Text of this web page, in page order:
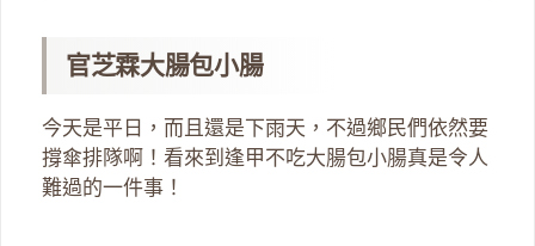
官芝霖大腸包小腸
今天是平日，而且還是下雨天，不過鄉民們依然要
撐傘排隊啊！看來到逢甲不吃大腸包小腸真是令人
難過的一件事！